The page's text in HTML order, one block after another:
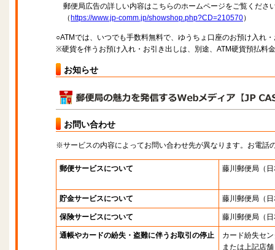
郵便局広告の詳しい内容はこちらのホームページをご覧くださ
（ https://www.jp-comm.jp/showshop.php?CD=210570）
○ATMでは、いつでも手数料無料で、ゆうちょ口座のお預け入れ
※硬貨を伴うお預け入れ・お引き出しは、別途、ATM硬貨預払料
お知らせ
お問い合わせ
※サービスの内容によってお問い合わせ先が異なります。お電話
郵便サービスについて 藤川郵便局 （
貯金サービスについて 藤川郵便局 （
保険サービスについて 藤川郵便局 （
通帳やカードの紛失・盗難に伴うお取引の停止
カード紛失セ
または上記店舗